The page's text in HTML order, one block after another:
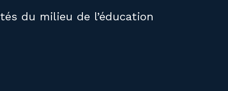
du milieu de l’éducation